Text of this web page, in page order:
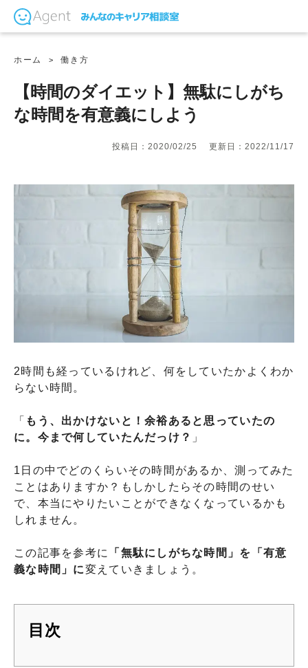
ホーム 働き方
【時間のダイエット】無駄にしがち
な時間を有意義にしよう
投稿日：2020/02/25 更新日：2022/11/17
2時間も経っているけれど、何をしていたかよくわか
らない時間。
「 もう、出かけないと！余裕あると思っていたの
に。今まで何していたんだっけ？ 」
1日の中でどのくらいその時間があるか、測ってみた
ことはありますか？もしかしたらその時間のせい
で、本当にやりたいことができなくなっているかも
しれません。
この記事を参考に
「無駄にしがちな時間」を「有意
義な時間」に変えていきましょう。
目次